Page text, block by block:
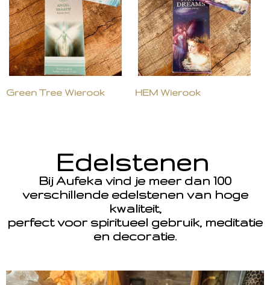
Green Tree Wierook HEM Wierook
Edelstenen
Bij Aufeka vind je meer dan 100
verschillende edelstenen van hoge
kwaliteit,
perfect voor spiritueel gebruik, meditatie
en decoratie.